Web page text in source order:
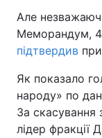
Але
Меморандум,
підтвердив
Як показало
народу» по
За скасування
лідер фракції